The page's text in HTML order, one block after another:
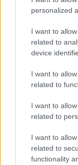
personalized
I want to
related to
device
I want to
related to
I want to
related to
I want to
related to
functionality